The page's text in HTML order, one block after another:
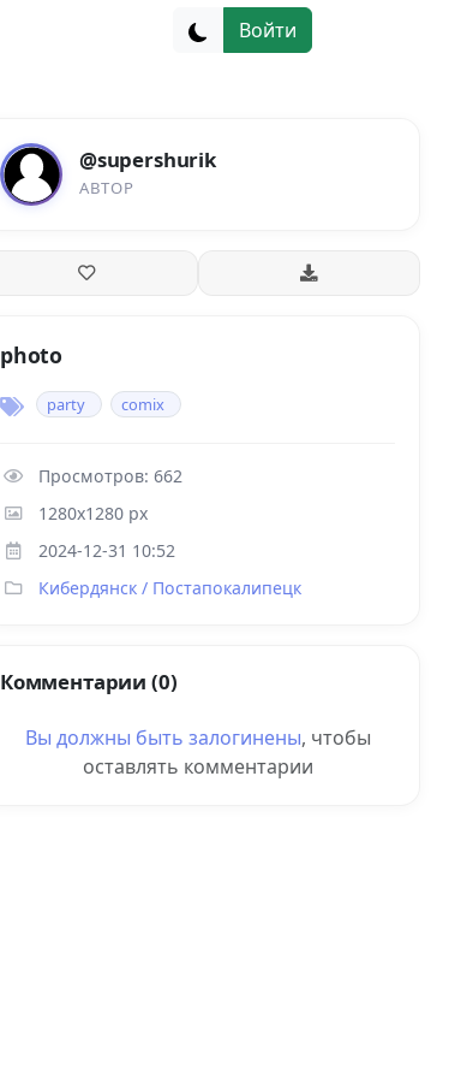
Войти
@supershurik
АВТОР
photo
party comix
Просмотров: 662
1280x1280 px
2024-12-31 10:52
Кибердянск / Постапокалипецк
Комментарии (0)
Вы должны быть залогинены, чтобы
оставлять комментарии